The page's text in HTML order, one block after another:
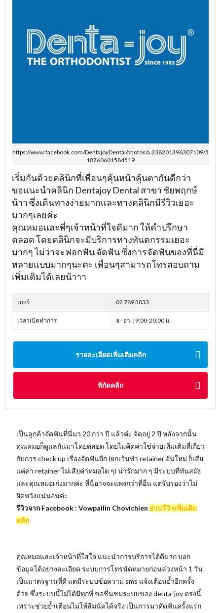
https://www.facebook.com/DentajoyDental/photos/a.238201396307109/5
18760601584519
เริ่มกันด้วยคลินิกที่เพื่อนๆคุ้นหน้าคุ้นตากันดีกว่า
ขอเเนะนำคลินิก Dentajoy Dental สาขา ชัยพฤกษ์
น้าา ซึ่งเดินทางง่ายมากเเละทางคลินิกมีรีวิวเยอะ
มากๆเลยค่ะ
คุณหมอเเละพี่ๆเจ้าหน้าที่ใจดีมาก ให้คำปรึกษา
ตลอด โดยคลินิกจะมีบริการทางทันตกรรมเยอะ
มากๆ ไม่ว่าจะฟอกฟัน จัดฟัน ซึ่งการจัดฟันของที่นี่มี
หลายแบบมากๆนะคะ เพื่อนๆสามารถโทรสอบถาม
เพิ่มเติมได้เลยน้าาา
เบอร์ 02 789 3033
เวลาเปิดทำการ จ.- อา. : 9:00-20:00 น.
รายละเอียดเพิ่มเติมคลิก
พิกัดคลิก
เป็นลูกค้าจัดฟันที่นี่มา 20 กว่า ปี แล้วค่ะ จัดอยู่ 2 ปี หลังจากนั้น
คุณหมอก็ดูแลกันมาโดยตลอด โดยไม่คิดค่าใช่จ่ายเพิ่มเติมที่เกี่ยว
กับการ check up เรื่องจัดฟันอีก (ยกเว้นทำ retainer อันใหม่ ก็เสีย
แค่ค่า retainer ไม่เสียค่าหมอใด ๆ) น่ารักมาก ๆ มีระบบที่ทันสมัย
และคุณหมอเก่งมากค่ะ ที่นี่อาจจะแพงกว่าที่อื่น แต่รับรองว่าไม่
ผิดหวังแน่นอนค่ะ
รีวิวจาก Facebook : Vowpailin Chovichien อ่านรีวิวเพิ่มเติม
คลิก
คุณหมอและเจ้าหน้าที่ใส่ใจ แนะนำการบริการได้ดีมาก บอก
ข้อมูลได้อย่างละเอียด ระบบการโทรนัดหมายก่อนล่วงหน้า 1 วัน
เป็นมาตรฐานที่ดี แต่มีระบบข้อความ sms แจ้งเตือนย้ำอีกครั้ง
ด้วย ซึ่งระบบนี้ไม่ได้มีทุกที่ ขอชื่นชมระบบของ denta-joy ตรงนี้
เพราะช่วยย้ำเตือนไม่ให้ลืมนัดได้จริง เป็นการมาดัดฟันครั้งแรก